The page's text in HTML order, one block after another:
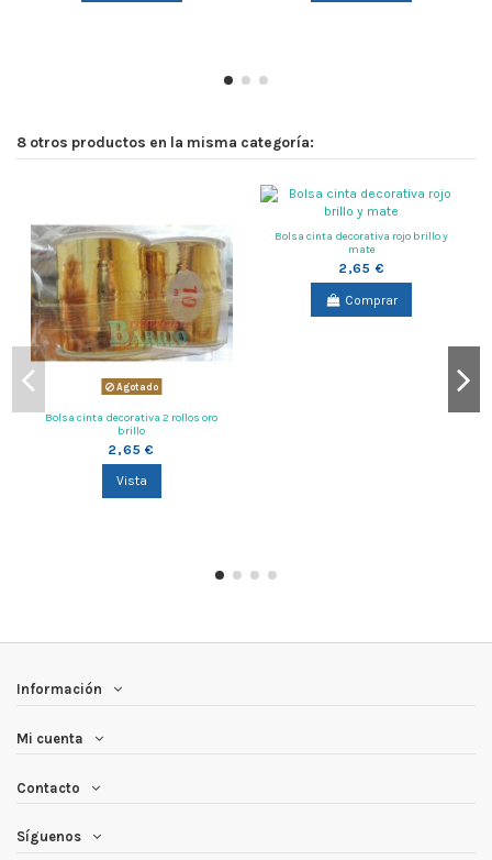
8 otros productos en la misma categoría:
Agotado
Bolsa cinta decorativa 2 rollos oro
brillo
2,65 €
Vista
Bolsa cinta decorativa rojo brillo y
mate
2,65 €
Comprar
Información
Mi cuenta
Contacto
Síguenos